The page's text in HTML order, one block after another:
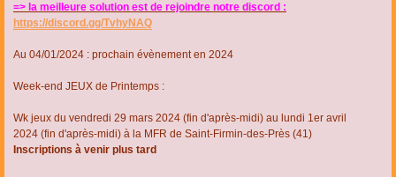
=> la meilleure solution est de rejoindre notre discord :
https://discord.gg/TvhyNAQ
Au 04/01/2024 : prochain évènement en 2024
Week-end JEUX de Printemps :
Wk jeux du vendredi 29 mars 2024 (fin d'après-midi) au lundi 1er avril
2024 (fin d'après-midi) à la MFR de Saint-Firmin-des-Près (41)
Inscriptions à venir plus tard